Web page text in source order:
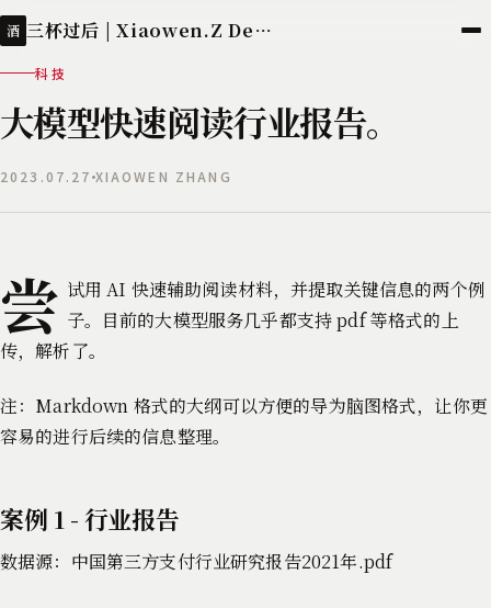
酒 三杯过后 | Xiaowen.Z Deployed
科技
大模型快速阅读行业报告。
2023.07.27 XIAOWEN ZHANG
尝 试用 AI 快速辅助阅读材料，并提取关键信息的两个例
子。目前的大模型服务几乎都支持 pdf 等格式的上
传，解析了。
注：Markdown 格式的大纲可以方便的导为脑图格式，让你更
容易的进行后续的信息整理。
案例 1 - 行业报告
数据源：中国第三方支付行业研究报告2021年.pdf